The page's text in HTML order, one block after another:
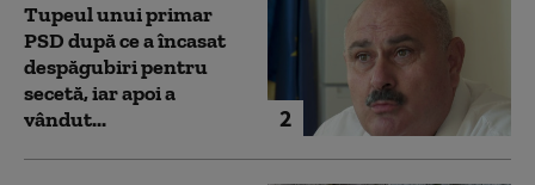
2
Tupeul unui primar
PSD după ce a încasat
despăgubiri pentru
secetă, iar apoi a
vândut...